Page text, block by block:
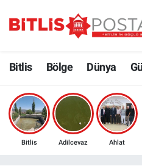
Bitlis Bölge Dünya
Bitlis Adilcevaz Ahlat
Bölge
Çevre
Bitlis Trafik Yoğunluk
Süper Lig Puan